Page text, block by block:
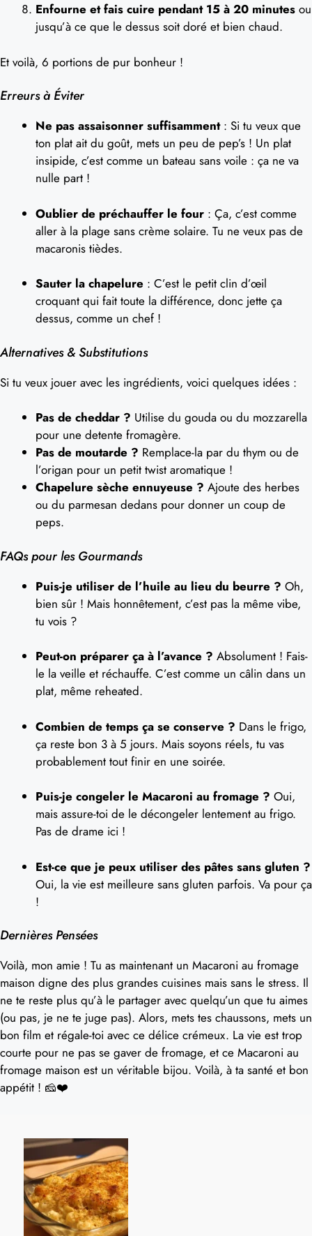
Enfourne et fais cuire pendant 15 à 20 minutes ou
jusqu’à ce que le dessus soit doré et bien chaud.
Et voilà, 6 portions de pur bonheur !
Erreurs à Éviter
Ne pas assaisonner suffisamment: Si tu veux que
ton plat ait du goût, mets un peu de pep’s ! Un plat
insipide, c’est comme un bateau sans voile : ça ne va
nulle part !
Oublier de préchauffer le four : Ça, c’est comme
aller à la plage sans crème solaire. Tu ne veux pas de
macaronis tièdes.
Sauter la chapelure : C’est le petit clin d’œil
croquant qui fait toute la différence, donc jette ça
dessus, comme un chef !
Alternatives & Substitutions
Si tu veux jouer avec les ingrédients, voici quelques idées :
Pas de cheddar ? Utilise du gouda ou du mozzarella
pour une detente fromagère.
Pas de moutarde ? Remplace-la par du thym ou de
l’origan pour un petit twist aromatique !
Chapelure sèche ennuyeuse ? Ajoute des herbes
ou du parmesan dedans pour donner un coup de
peps.
FAQs pour les Gourmands
Puis-je utiliser de l’huile au lieu du beurre ? Oh,
bien sûr ! Mais honnêtement, c’est pas la même vibe,
tu vois ?
Peut-on préparer ça à l’avance ? Absolument ! Fais-
le la veille et réchauffe. C’est comme un câlin dans un
plat, même reheated.
Combien de temps ça se conserve ? Dans le frigo,
ça reste bon 3 à 5 jours. Mais soyons réels, tu vas
probablement tout finir en une soirée.
Puis-je congeler le Macaroni au fromage ? Oui,
mais assure-toi de le décongeler lentement au frigo.
Pas de drame ici !
Est-ce que je peux utiliser des pâtes sans gluten ?
Oui, la vie est meilleure sans gluten parfois. Va pour ça
!
Dernières Pensées
Voilà, mon amie ! Tu as maintenant un Macaroni au fromage
maison digne des plus grandes cuisines mais sans le stress. Il
ne te reste plus qu’à le partager avec quelqu’un que tu aimes
(ou pas, je ne te juge pas). Alors, mets tes chaussons, mets un
bon film et régale-toi avec ce délice crémeux. La vie est trop
courte pour ne pas se gaver de fromage, et ce Macaroni au
fromage maison est un véritable bijou. Voilà, à ta santé et bon
appétit ! 🧀❤️